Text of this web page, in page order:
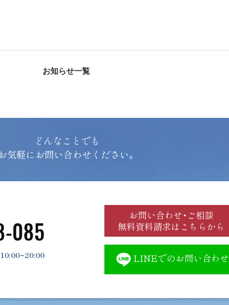
お知らせ一覧
どんなことでも
気軽にお問い合わせください。
085
10:00~20:00
お問い合わせ・ご相談
無料資料請求はこちらから
LINEでのお問い合わせ